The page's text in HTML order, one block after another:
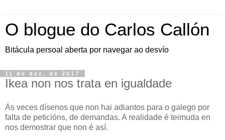
O blogue do Carlos Callón
Bitácula persoal aberta por navegar ao desvío
11 de dez. de 2017
Ikea non nos trata en igualdade
Ás veces dísenos que non hai adiantos para o galego por
falta de peticións, de demandas. A realidade é teimuda en
nos demostrar que non é así.